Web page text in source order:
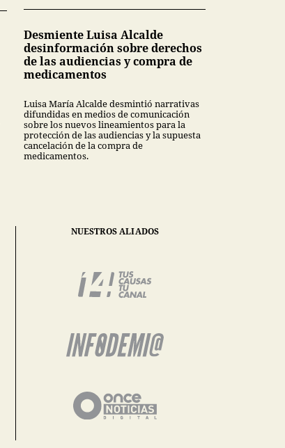
Desmiente Luisa Alcalde
desinformación sobre derechos
de las audiencias y compra de
medicamentos
Luisa María Alcalde desmintió narrativas
difundidas en medios de comunicación
sobre los nuevos lineamientos para la
protección de las audiencias y la supuesta
cancelación de la compra de
medicamentos.
NUESTROS ALIADOS